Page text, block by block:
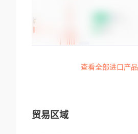
查看全部进口产品
贸易区域